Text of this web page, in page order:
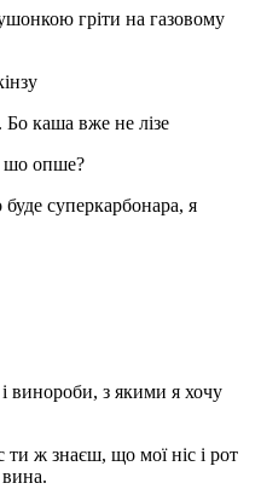
гріти на газовому
каша вже не лізе
шо опше?
суперкарбонара, я
винороби, з якими я хочу
ж знаєш, що мої ніс і рот
вина.